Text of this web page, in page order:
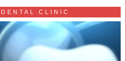
CLINIC